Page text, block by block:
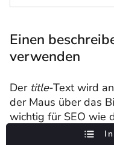
Einen
verwenden
Dertitle-Text wird
der Maus über das
wichtig für SEO wie
empfiehlt dennoch,